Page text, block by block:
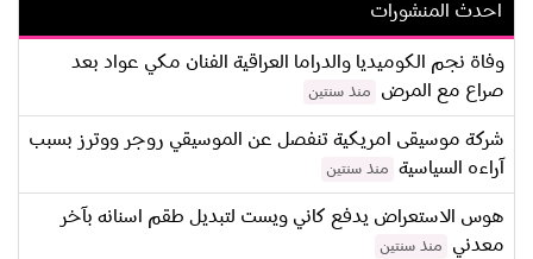
احدث المنشورات
وفاة نجم الكوميديا والدراما العراقية الفنان مكي عواد بعد
صراع مع المرض
منذ سنتين
شركة موسيقى امريكية تنفصل عن الموسيقي روجر ووترز بسبب
آراءه السياسية
منذ سنتين
هوس الاستعراض يدفع كاني ويست لتبديل طقم اسنانه بآخر
معدني
منذ سنتين